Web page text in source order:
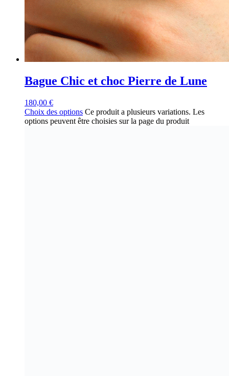
Bague Chic et choc Pierre de Lune
180,00 €
Choix des options Ce produit a plusieurs variations. Les
options peuvent être choisies sur la page du produit